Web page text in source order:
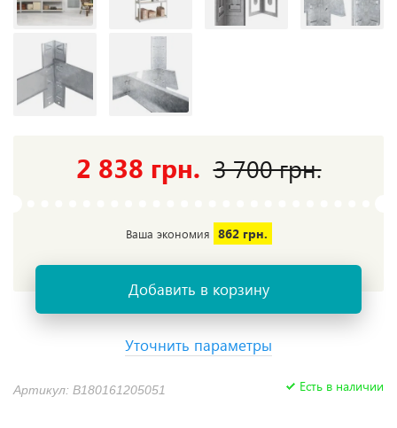
Артикул: B180161205051 Есть в наличии
2 838 грн. 3 700 грн.
Ваша экономия 862 грн.
Добавить в корзину
Уточнить параметры